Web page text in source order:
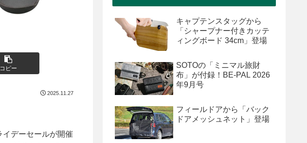
コピー
2025.11.27
デーセールが開催
キャプテンスタッグから
「シャープナー付きカッテ
ィングボード 34cm」登場
SOTOの「ミニマル旅財
布」が付録！BE-PAL 2026
年9月号
フィールドアから「バック
ドアメッシュネット」登場